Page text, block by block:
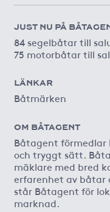
JUST NU PÅ
84 segelbåtar till
75 motorbåtar till
LÄNKAR
Båtmärken
OM BÅTAGENT
Båtagent
och tryggt sätt.
mäklare med bred
erfarenhet av båtar
står Båtagent för
marknad.